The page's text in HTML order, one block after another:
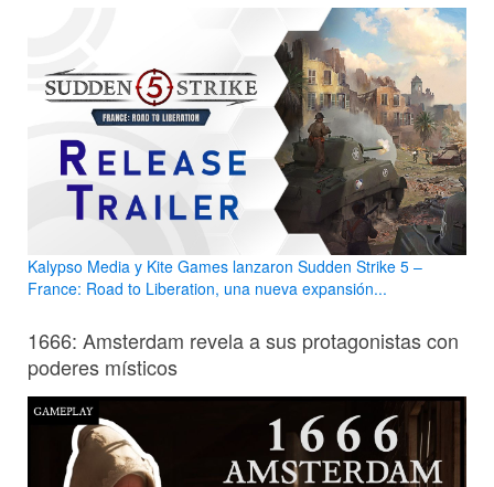
Kalypso Media y Kite Games lanzaron Sudden Strike 5 –
France: Road to Liberation, una nueva expansión...
1666: Amsterdam revela a sus protagonistas con
poderes místicos